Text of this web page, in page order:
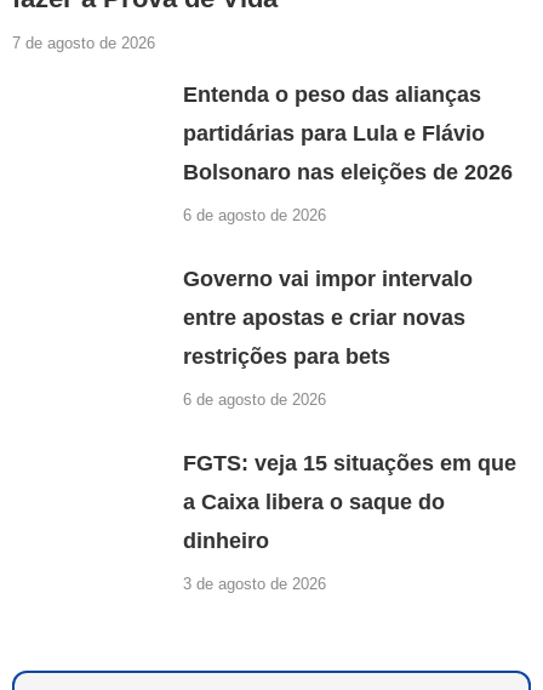
7 de agosto de 2026
Entenda o peso das alianças
partidárias para Lula e Flávio
Bolsonaro nas eleições de 2026
6 de agosto de 2026
Governo vai impor intervalo
entre apostas e criar novas
restrições para bets
6 de agosto de 2026
FGTS: veja 15 situações em que
a Caixa libera o saque do
dinheiro
3 de agosto de 2026